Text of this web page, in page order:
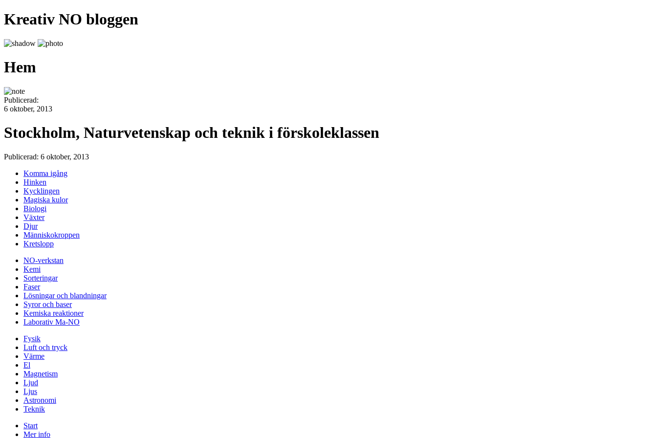
Kreativ NO bloggen
Hem
Publicerad:
6 oktober, 2013
Stockholm, Naturvetenskap och teknik i förskoleklassen
Publicerad: 6 oktober, 2013
Komma igång
Hinken
Kycklingen
Magiska kulor
Biologi
Växter
Djur
Människokroppen
Kretslopp
NO-verkstan
Kemi
Sorteringar
Faser
Lösningar och blandningar
Syror och baser
Kemiska reaktioner
Laborativ Ma-NO
Fysik
Luft och tryck
Värme
El
Magnetism
Ljud
Ljus
Astronomi
Teknik
Start
Mer info